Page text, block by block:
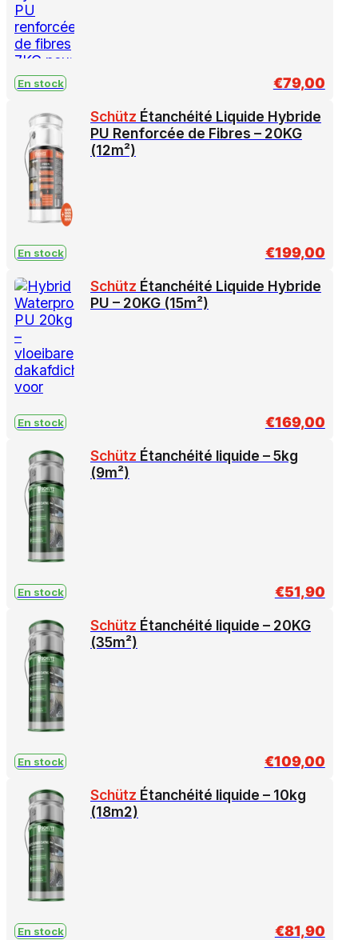
En stock €79,00
Schütz Étanchéité Liquide Hybride
PU Renforcée de Fibres – 20KG
(12m²)
En stock €199,00
Schütz Étanchéité Liquide Hybride
PU – 20KG (15m²)
En stock €169,00
Schütz Étanchéité liquide – 5kg
(9m²)
En stock €51,90
Schütz Étanchéité liquide – 20KG
(35m²)
En stock €109,00
Schütz Étanchéité liquide – 10kg
(18m2)
En stock €81,90